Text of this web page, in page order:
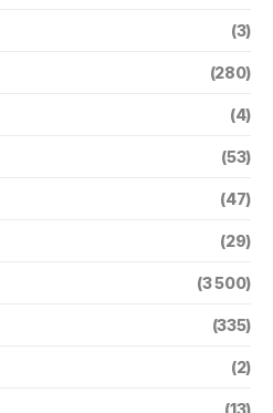
(3)
(280)
(4)
(53)
(47)
(29)
(3 500)
(335)
(2)
(13)